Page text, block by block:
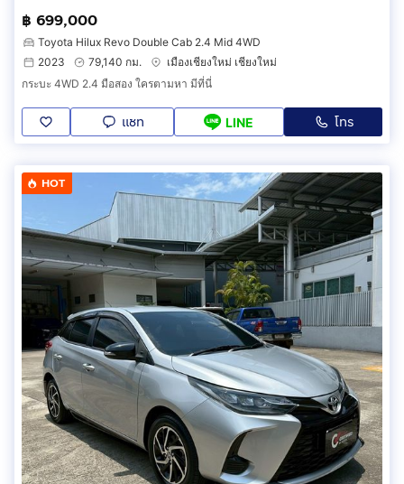
฿ 699,000
Toyota Hilux Revo Double Cab 2.4 Mid 4WD
2023
79,140 กม.
เมืองเชียงใหม่ เชียงใหม่
กระบะ 4WD 2.4 มือสอง ใครตามหา มีที่นี่
แชท LINE โทร
HOT